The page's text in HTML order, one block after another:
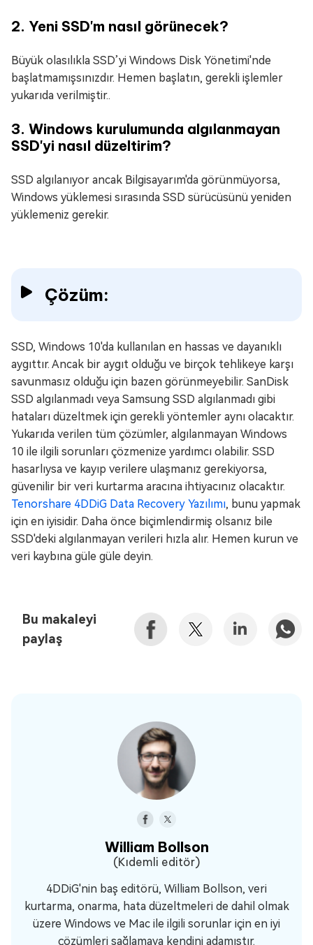
2. Yeni SSD'm nasıl görünecek?
Büyük olasılıkla SSD’yi Windows Disk Yönetimi'nde
başlatmamışsınızdır. Hemen başlatın, gerekli işlemler
yukarıda verilmiştir..
3. Windows kurulumunda algılanmayan
SSD'yi nasıl düzeltirim?
SSD algılanıyor ancak Bilgisayarım'da görünmüyorsa,
Windows yüklemesi sırasında SSD sürücüsünü yeniden
yüklemeniz gerekir.
Çözüm:
SSD, Windows 10'da kullanılan en hassas ve dayanıklı
aygıttır. Ancak bir aygıt olduğu ve birçok tehlikeye karşı
savunmasız olduğu için bazen görünmeyebilir. SanDisk
SSD algılanmadı veya Samsung SSD algılanmadı gibi
hataları düzeltmek için gerekli yöntemler aynı olacaktır.
Yukarıda verilen tüm çözümler, algılanmayan Windows
10 ile ilgili sorunları çözmenize yardımcı olabilir. SSD
hasarlıysa ve kayıp verilere ulaşmanız gerekiyorsa,
güvenilir bir veri kurtarma aracına ihtiyacınız olacaktır.
Tenorshare 4DDiG Data Recovery Yazılımı, bunu yapmak
için en iyisidir. Daha önce biçimlendirmiş olsanız bile
SSD'deki algılanmayan verileri hızla alır. Hemen kurun ve
veri kaybına güle güle deyin.
Bu makaleyi
paylaş
William Bollson
(Kıdemli editör)
4DDiG'nin baş editörü, William Bollson, veri
kurtarma, onarma, hata düzeltmeleri de dahil olmak
üzere Windows ve Mac ile ilgili sorunlar için en iyi
çözümleri sağlamaya kendini adamıştır.